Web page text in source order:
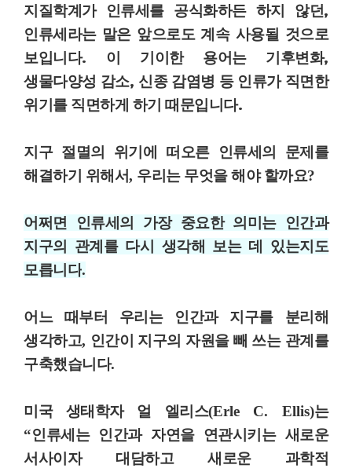
지질학계가 인류세를 공식화하든 하지 않던,
인류세라는 말은 앞으로도 계속 사용될 것으로
보입니다. 이 기이한 용어는 기후변화,
생물다양성 감소, 신종 감염병 등 인류가 직면한
위기를 직면하게 하기 때문입니다.
지구 절멸의 위기에 떠오른 인류세의 문제를
해결하기 위해서, 우리는 무엇을 해야 할까요?
어쩌면 인류세의 가장 중요한 의미는 인간과
지구의 관계를 다시 생각해 보는 데 있는지도
모릅니다.
어느 때부터 우리는 인간과 지구를 분리해
생각하고, 인간이 지구의 자원을 빼 쓰는 관계를
구축했습니다.
미국 생태학자 얼 엘리스(Erle C. Ellis)는
“인류세는 인간과 자연을 연관시키는 새로운
서사이자 대담하고 새로운 과학적